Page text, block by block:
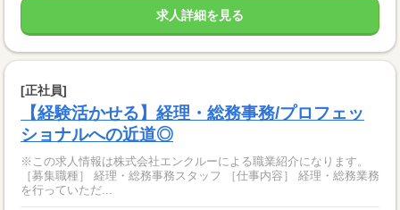
求人詳細を見る
[正社員]
【経験活かせる】経理・総務事務/プロフェッ
ショナルへの近道◎
※この求人情報は株式会社エンクルーによる職業紹介になります。
［募集職種］ 経理・総務事務スタッフ ［仕事内容］ 経理・総務業務
を行っていただ...